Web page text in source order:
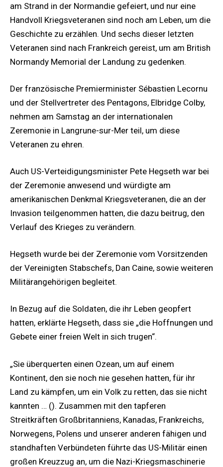
am Strand in der Normandie gefeiert, und nur eine
Handvoll Kriegsveteranen sind noch am Leben, um die
Geschichte zu erzählen. Und sechs dieser letzten
Veteranen sind nach Frankreich gereist, um am British
Normandy Memorial der Landung zu gedenken.
Der französische Premierminister Sébastien Lecornu
und der Stellvertreter des Pentagons, Elbridge Colby,
nehmen am Samstag an der internationalen
Zeremonie in Langrune-sur-Mer teil, um diese
Veteranen zu ehren.
Auch US-Verteidigungsminister Pete Hegseth war bei
der Zeremonie anwesend und würdigte am
amerikanischen Denkmal Kriegsveteranen, die an der
Invasion teilgenommen hatten, die dazu beitrug, den
Verlauf des Krieges zu verändern.
Hegseth wurde bei der Zeremonie vom Vorsitzenden
der Vereinigten Stabschefs, Dan Caine, sowie weiteren
Militärangehörigen begleitet.
In Bezug auf die Soldaten, die ihr Leben geopfert
hatten, erklärte Hegseth, dass sie „die Hoffnungen und
Gebete einer freien Welt in sich trugen“.
„Sie überquerten einen Ozean, um auf einem
Kontinent, den sie noch nie gesehen hatten, für ihr
Land zu kämpfen, um ein Volk zu retten, das sie nicht
kannten … (). Zusammen mit den tapferen
Streitkräften Großbritanniens, Kanadas, Frankreichs,
Norwegens, Polens und unserer anderen fähigen und
standhaften Verbündeten führte das US-Militär einen
großen Kreuzzug an, um die Nazi-Kriegsmaschinerie